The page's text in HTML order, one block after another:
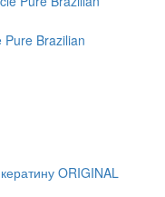
Pure Brazilian